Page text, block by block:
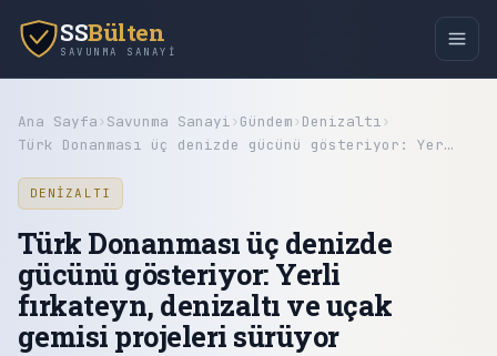
SSBülten
SAVUNMA SANAYI
Ana Sayfa› Savunma Sanayi› Gündem› Denizaltı›
Türk Donanması üç denizde gücünü gösteriyor: Yer…
DENIZALTI
Türk Donanması üç denizde
gücünü gösteriyor: Yerli
fırkateyn, denizaltı ve uçak
gemisi projeleri sürüyor